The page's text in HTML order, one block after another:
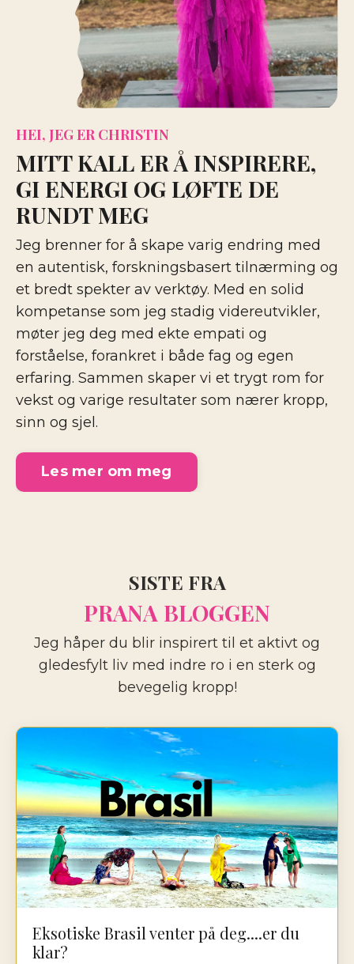
HEI, JEG ER CHRISTIN
MITT KALL ER Å INSPIRERE,
GI ENERGI OG LØFTE DE
RUNDT MEG
Jeg brenner for å skape varig endring med
en autentisk, forskningsbasert tilnærming og
et bredt spekter av verktøy. Med en solid
kompetanse som jeg stadig videreutvikler,
møter jeg deg med ekte empati og
forståelse, forankret i både fag og egen
erfaring. Sammen skaper vi et trygt rom for
vekst og varige resultater som nærer kropp,
sinn og sjel.
Les mer om meg
SISTE FRA
PRANA BLOGGEN
Jeg håper du blir inspirert til et aktivt og
gledesfylt liv med indre ro i en sterk og
bevegelig kropp!
Eksotiske Brasil venter på deg....er du
klar?